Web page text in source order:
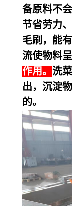
备原料不
节省劳力
毛刷，能
流使物料
作用。 洗
出，沉淀
的。